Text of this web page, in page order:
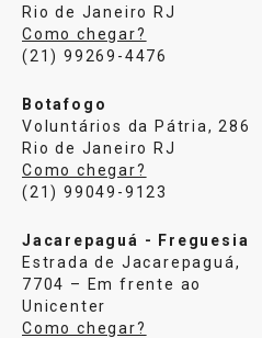
Rio de Janeiro RJ
Como chegar?
(21) 99269-4476
Botafogo
Voluntários da Pátria, 286
Rio de Janeiro RJ
Como chegar?
(21) 99049-9123
Jacarepaguá - Freguesia
Estrada de Jacarepaguá,
7704 – Em frente ao
Unicenter
Como chegar?